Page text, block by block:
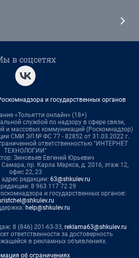
в соцсетях
и государственных органов
«Тольятти онлайн» (18+)
службой по надзору в сфере связи,
и массовых коммуникаций (Роскомнадзор)
СМИ ЭЛ № ФС 77 - 82852 от 31.03.2022 г.
ответственностью "ИНТЕРНЕТ
ТЕХНОЛОГИИ"
Зиновьев Евгений Юрьевич
Самара, пр. Карла Маркса, д. 201б, этаж 12,
офис 22, 23
редакции: 63@shkulev.ru
8 963 117 72 29
и государственных органов:
help@shkulev.ru
8 (846) 201-63-33, reklama63@shkulev.ru
ответственности за достоверность
в рекламных объявлениях.
об ограничениях